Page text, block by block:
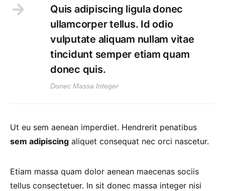
Quis adipiscing ligula donec
ullamcorper tellus. Id odio
vulputate aliquam nullam vitae
tincidunt semper etiam quam
donec quis.
Donec Massa Integer
Ut eu sem aenean imperdiet. Hendrerit penatibus
sem adipiscing aliquet consequat nec orci nascetur.
Etiam massa quam dolor aenean maecenas sociis
tellus consectetuer. In sit donec massa integer nisi